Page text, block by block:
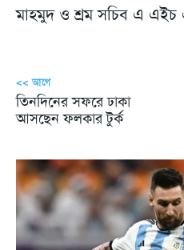
মাহমুদ ও শ্রম সচিব এ এইচ
<< আগে
তিনদিনের সফরে ঢাকা
আসছেন ফলকার টুর্ক